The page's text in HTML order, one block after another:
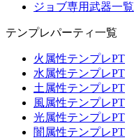
ジョブ専用武器一覧
テンプレパーティ一覧
火属性テンプレPT
水属性テンプレPT
土属性テンプレPT
風属性テンプレPT
光属性テンプレPT
闇属性テンプレPT